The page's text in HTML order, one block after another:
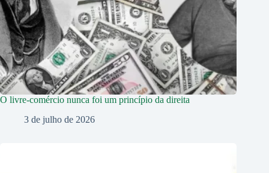
O livre-comércio nunca foi um princípio da direita
3 de julho de 2026